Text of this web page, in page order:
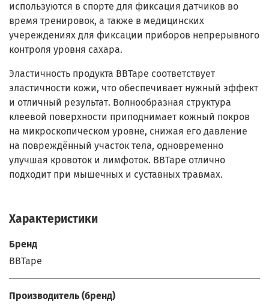
используются в спорте для фиксация датчиков во
время тренировок, а также в медицинских
учереждениях для фиксации приборов непрерывного
контроля уровня сахара.
Эластичность продукта BBTape соответствует
эластичности кожи, что обеспечивает нужный эффект
и отличный результат. Волнообразная структура
клеевой поверхности приподнимает кожный покров
на микроскопическом уровне, снижая его давление
на повреждённый участок тела, одновременно
улучшая кровоток и лимфоток. BBTape отлично
подходит при мышечных и суставных травмах.
Характеристики
Бренд
BBTape
Производитель (бренд)